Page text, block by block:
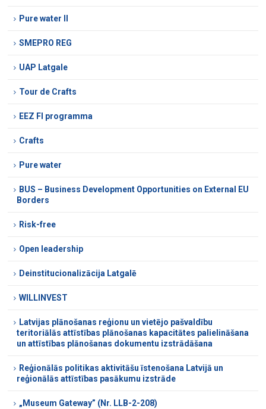
Pure water II
SMEPRO REG
UAP Latgale
Tour de Crafts
EEZ FI programma
Crafts
Pure water
BUS – Business Development Opportunities on External EU
Borders
Risk-free
Open leadership
Deinstitucionalizācija Latgalē
WILLINVEST
Latvijas plānošanas reģionu un vietējo pašvaldību
teritoriālās attīstības plānošanas kapacitātes palielināšana
un attīstības plānošanas dokumentu izstrādāšana
Reģionālās politikas aktivitāšu īstenošana Latvijā un
reģionālās attīstības pasākumu izstrāde
„Museum Gateway” (Nr. LLB-2-208)